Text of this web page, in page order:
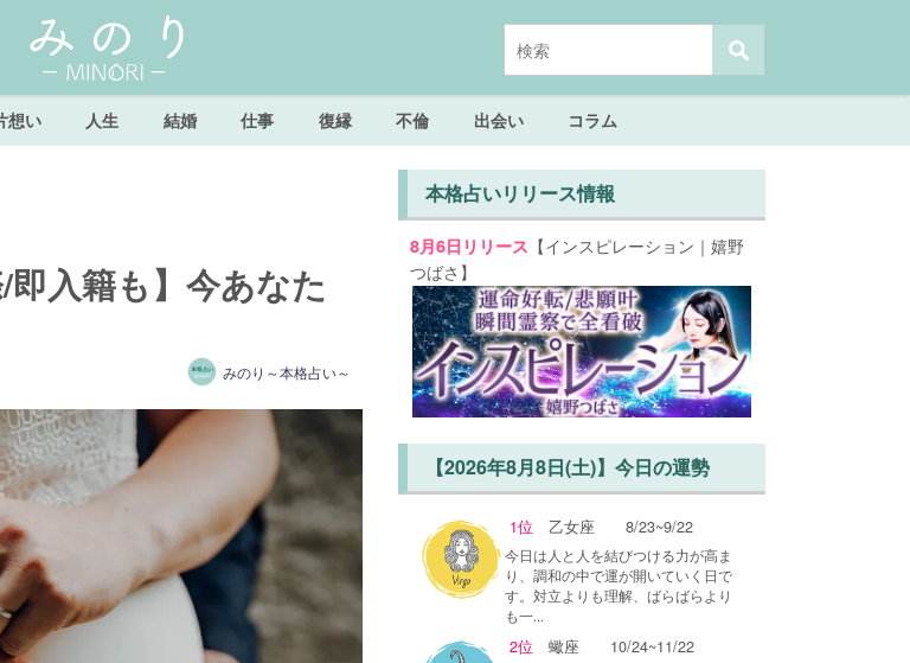
想い 人生 結婚 仕事 復縁 不倫 出会い コラム
入籍も】今あなた
みのり～本格占い～
本格占いリリース情報
8月6日リリース 【インスピレーション｜嬉野
つばさ】
【2026年8月8日(土)】今日の運勢
1位 乙女座 8/23~9/22
今日は人と人を結びつける力が高ま
り、調和の中で運が開いていく日で
す。対立よりも理解、ばらばらより
も一...
2位 蠍座 10/24~11/22